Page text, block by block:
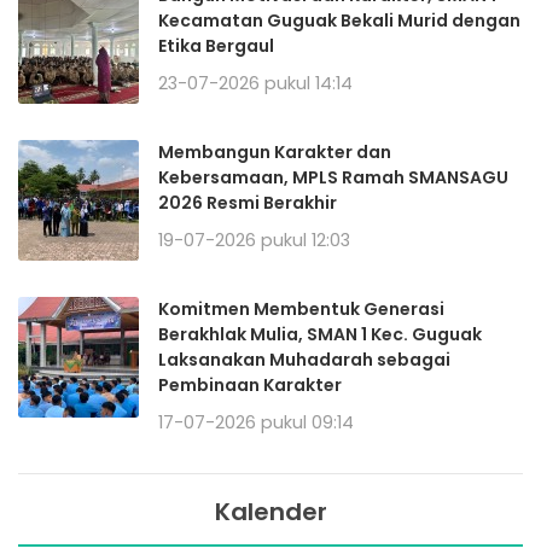
Kecamatan Guguak Bekali Murid dengan
Etika Bergaul
23-07-2026 pukul 14:14
Membangun Karakter dan
Kebersamaan, MPLS Ramah SMANSAGU
2026 Resmi Berakhir
19-07-2026 pukul 12:03
Komitmen Membentuk Generasi
Berakhlak Mulia, SMAN 1 Kec. Guguak
Laksanakan Muhadarah sebagai
Pembinaan Karakter
17-07-2026 pukul 09:14
Kalender